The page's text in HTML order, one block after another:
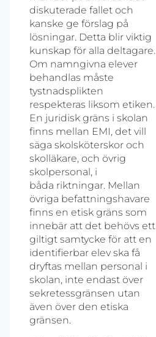
diskuterade fallet och
kanske ge förslag på
lösningar. Detta blir viktig
kunskap för alla deltagare.
Om namngivna elever
behandlas måste
tystnadsplikten
respekteras liksom etiken.
En juridisk gräns i skolan
finns mellan EMI, det vill
säga skolsköterskor och
skolläkare, och övrig
skolpersonal, i
båda riktningar. Mellan
övriga befattningshavare
finns en etisk gräns som
innebär att det behövs ett
giltigt samtycke för att en
identifierbar elev ska få
dryftas mellan personal i
skolan, inte endast över
sekretessgränsen utan
även över den etiska
gränsen.